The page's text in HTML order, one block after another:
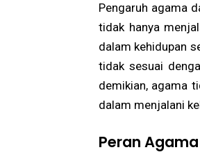
Pengaruh agama
tidak hanya
dalam kehidupan
tidak sesuai
demikian, agama
dalam menjalani
Peran